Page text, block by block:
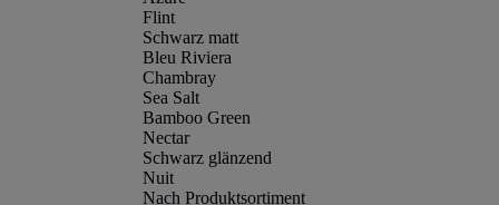
Flint
Schwarz matt
Bleu Riviera
Chambray
Sea Salt
Bamboo Green
Nectar
Schwarz glänzend
Nuit
Nach Produktsortiment